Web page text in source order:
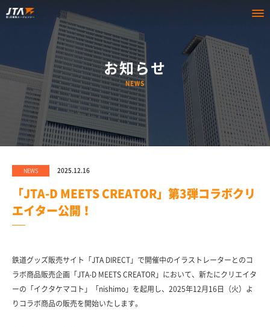
お知らせ
NEWS
NEWS 2025.12.16
「JTA-D MEETS CREATOR」第3弾コラボクリ
エイター公開！
鉄道グッズ販売サイト「JTA DIRECT」で開催中のイラストレーターとのコ
ラボ商品販売企画「JTA-D MEETS CREATOR」において、新たにクリエイタ
ーの「イクタケマコト」「nishimo」を起用し、2025年12月16日（火）よ
りコラボ商品の販売を開始いたします。